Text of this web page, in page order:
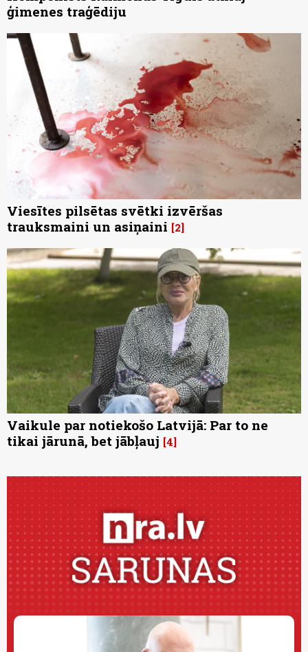
ģimenes traģēdiju
Viesītes pilsētas svētki izvēršas
trauksmaini un asiņaini 2
Vaikule par notiekošo Latvijā: Par to ne
tikai jārunā, bet jābļauj 4